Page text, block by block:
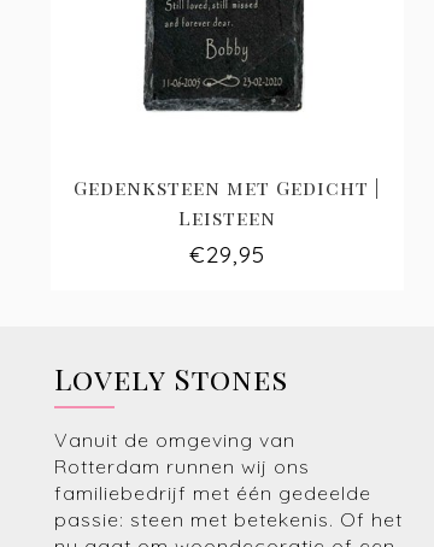
Gedenksteen met Gedicht |
Leisteen
€29,95
Lovely Stones
Vanuit de omgeving van
Rotterdam runnen wij ons
familiebedrijf met één gedeelde
passie: steen met betekenis. Of het